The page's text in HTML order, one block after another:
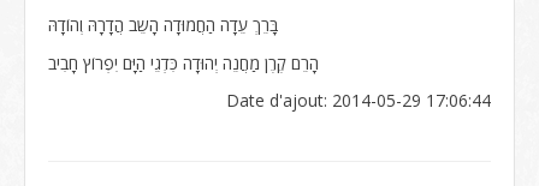
בָּרֵךְ עֵדָה הַחֲמוּדָה הָשֵב הֲדָרָהּ וְהוֹדָהּ
הָרֵם קֶרֶן מַחֲנֵה יְהוּדָה כִּדְגֵי הַיָּם יִפְרוֹץ חָבִיב
Date d'ajout: 2014-05-29 17:06:44